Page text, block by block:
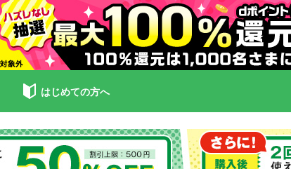
はじめての方へ